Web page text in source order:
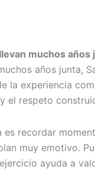
muchos años
años junta,
la experiencia
el respeto
recordar
muy emotivo.
ayuda a